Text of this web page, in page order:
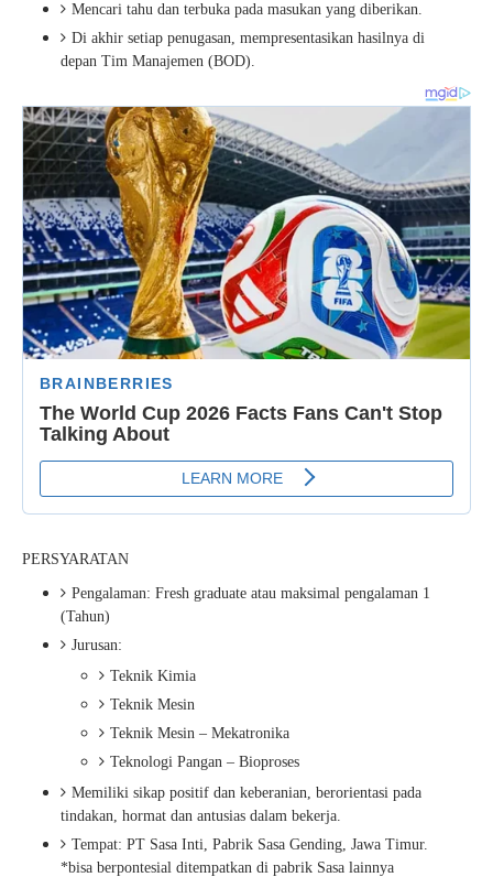
Mencari tahu dan terbuka pada masukan yang diberikan.
Di akhir setiap penugasan, mempresentasikan hasilnya di
depan Tim Manajemen (BOD).
PERSYARATAN
Pengalaman: Fresh graduate atau maksimal pengalaman 1
(Tahun)
Jurusan:
Teknik Kimia
Teknik Mesin
Teknik Mesin – Mekatronika
Teknologi Pangan – Bioproses
Memiliki sikap positif dan keberanian, berorientasi pada
tindakan, hormat dan antusias dalam bekerja.
Tempat: PT Sasa Inti, Pabrik Sasa Gending, Jawa Timur.
*bisa berpontesial ditempatkan di pabrik Sasa lainnya